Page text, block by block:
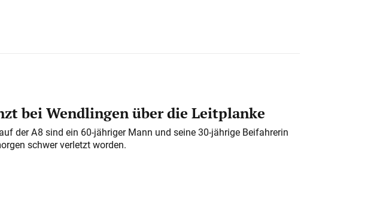
bei Wendlingen über die Leitplanke
der A 8 sind ein 60-jähriger Mann und seine 30-jährige Beifahrerin
schwer verletzt worden.